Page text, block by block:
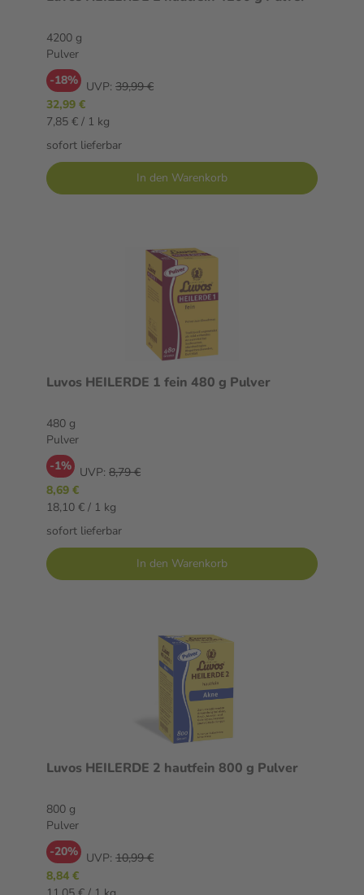
4200 g
Pulver
-18% UVP: 39,99 €
32,99 €
7,85 € / 1 kg
sofort lieferbar
In den Warenkorb
Luvos HEILERDE 1 fein 480 g Pulver
480 g
Pulver
-1% UVP: 8,79 €
8,69 €
18,10 € / 1 kg
sofort lieferbar
In den Warenkorb
Luvos HEILERDE 2 hautfein 800 g Pulver
800 g
Pulver
-20% UVP: 10,99 €
8,84 €